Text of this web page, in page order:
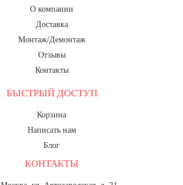
О компании
Доставка
Монтаж/Демонтаж
Отзывы
Контакты
БЫСТРЫЙ ДОСТУП
Корзина
Написать нам
Блог
КОНТАКТЫ